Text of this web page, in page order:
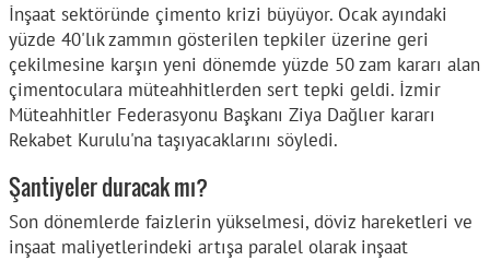
İnşaat sektöründe çimento krizi büyüyor. Ocak ayındaki
yüzde 40'lık zammın gösterilen tepkiler üzerine geri
çekilmesine karşın yeni dönemde yüzde 50 zam kararı alan
çimentoculara müteahhitlerden sert tepki geldi. İzmir
Müteahhitler Federasyonu Başkanı Ziya Dağlıer kararı
Rekabet Kurulu'na taşıyacaklarını söyledi.
Şantiyeler duracak mı?
Son dönemlerde faizlerin yükselmesi, döviz hareketleri ve
inşaat maliyetlerindeki artışa paralel olarak inşaat